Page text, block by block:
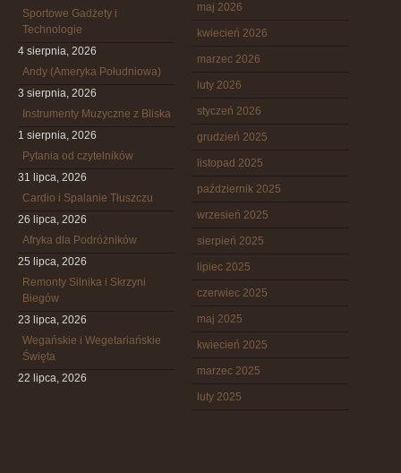
Sportowe Gadżety i
Technologie
4 sierpnia, 2026
Andy (Ameryka Południowa)
3 sierpnia, 2026
Instrumenty Muzyczne z Bliska
1 sierpnia, 2026
Pytania od czytelników
31 lipca, 2026
Cardio i Spalanie Tłuszczu
26 lipca, 2026
Afryka dla Podróżników
25 lipca, 2026
Remonty Silnika i Skrzyni
Biegów
23 lipca, 2026
Wegańskie i Wegetariańskie
Święta
22 lipca, 2026
maj 2026
kwiecień 2026
marzec 2026
luty 2026
styczeń 2026
grudzień 2025
listopad 2025
październik 2025
wrzesień 2025
sierpień 2025
lipiec 2025
czerwiec 2025
maj 2025
kwiecień 2025
marzec 2025
luty 2025